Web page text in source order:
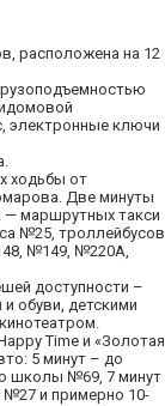
расположена на 12
электронные ключи
ходьбы от
Две минуты
— маршрутных такси
№25, троллейбусов
№149, №220А,
доступности –
обуви, детскими
Time и «Золотая
5 минут – до
школы №69, 7 минут
и примерно 10-